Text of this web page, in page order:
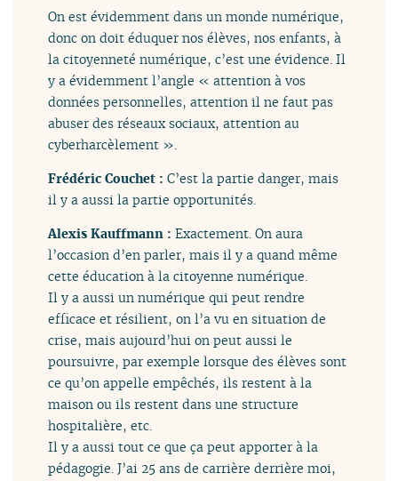
On est évidemment dans un monde numérique,
donc on doit éduquer nos élèves, nos enfants, à
la citoyenneté numérique, c’est une évidence. Il
y a évidemment l’angle « attention à vos
données personnelles, attention il ne faut pas
abuser des réseaux sociaux, attention au
cyberharcèlement ».
Frédéric Couchet :C’est la partie danger, mais
il y a aussi la partie opportunités.
Alexis Kauffmann :Exactement. On aura
l’occasion d’en parler, mais il y a quand même
cette éducation à la citoyenne numérique.
Il y a aussi un numérique qui peut rendre
efficace et résilient, on l’a vu en situation de
crise, mais aujourd’hui on peut aussi le
poursuivre, par exemple lorsque des élèves sont
ce qu’on appelle empêchés, ils restent à la
maison ou ils restent dans une structure
hospitalière, etc.
Il y a aussi tout ce que ça peut apporter à la
pédagogie. J’ai 25 ans de carrière derrière moi,